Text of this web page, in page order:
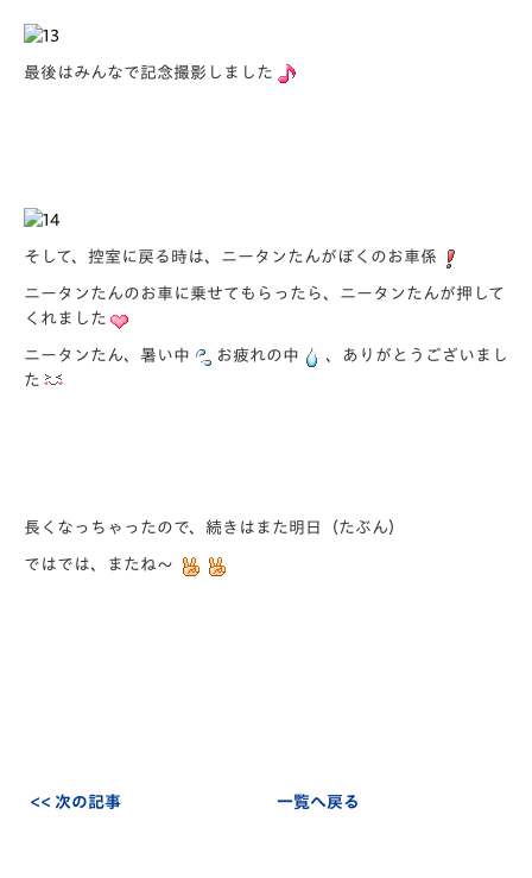
最後はみんなで記念撮影しました
そして、控室に戻る時は、ニータンたんがぼくのお車係
ニータンたんのお車に乗せてもらったら、ニータンたんが押して
くれました
ニータンたん、暑い中 お疲れの中
、ありがとうございまし
た
長くなっちゃったので、続きはまた明日（たぶん）
ではでは、またね～
<< 次の記事 一覧へ戻る